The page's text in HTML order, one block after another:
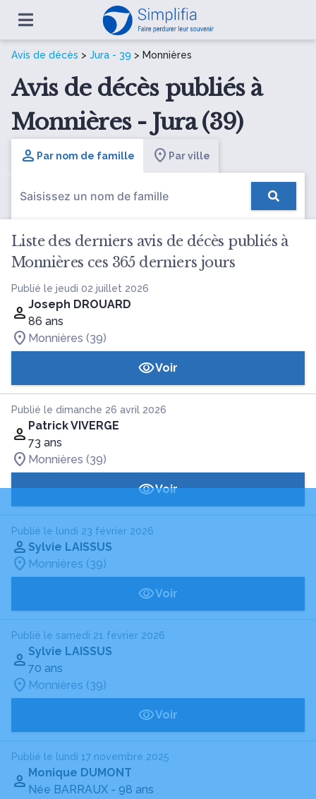
Avis de décès > Jura - 39 > Monnières
Avis de décès publiés à
Monnières - Jura (39)
Par nom de famille Par ville
Liste des derniers avis de décès publiés à
Monnières ces 365 derniers jours
Publié le jeudi 02 juillet 2026
Joseph DROUARD
86 ans
Monnières (39)
Voir
Publié le dimanche 26 avril 2026
Patrick VIVERGE
73 ans
Monnières (39)
Voir
Publié le lundi 23 février 2026
Sylvie LAISSUS
Monnières (39)
Voir
Publié le samedi 21 février 2026
Sylvie LAISSUS
70 ans
Monnières (39)
Voir
Publié le lundi 17 novembre 2025
Monique DUMONT
Née BARRAUX - 98 ans